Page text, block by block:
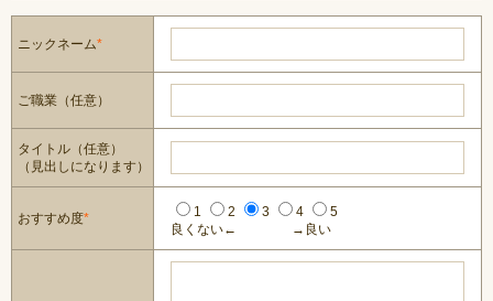
ニックネーム*
ご職業（任意）
タイトル（任意）
（見出しになります）
おすすめ度* 1 2 3 4
5
良くない←
→良い